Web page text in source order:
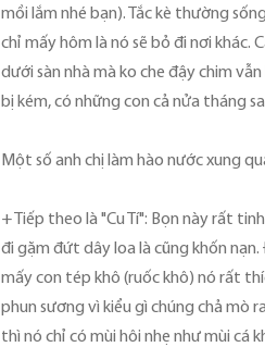
mồi lắm nhé bạn). Tắc kè thường
chỉ mấy hôm là nó sẽ bỏ đi nơi khác.
dưới sàn nhà mà ko che đậy chim
bị kém, có những con cả nửa tháng
Một số anh chị làm hào nước xung
+ Tiếp theo là "Cu Tí": Bọn này rất
đi gặm đứt dây loa là cũng khốn
mấy con tép khô (ruốc khô) nó rất
phun sương vì kiểu gì chúng chả mò
thì nó chỉ có mùi hôi nhẹ như mùi cá